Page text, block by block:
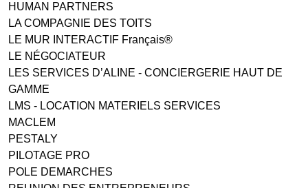
HUMAN PARTNERS
LA COMPAGNIE DES TOITS
LE MUR INTERACTIF Français®
LE NÉGOCIATEUR
LES SERVICES D’ALINE - CONCIERGERIE HAUT DE
GAMME
LMS - LOCATION MATERIELS SERVICES
MACLEM
PESTALY
PILOTAGE PRO
POLE DEMARCHES